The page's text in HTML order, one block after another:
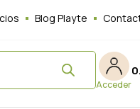
Blog Playte